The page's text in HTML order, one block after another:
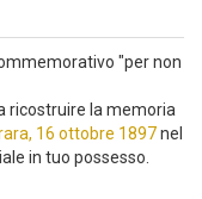
"per non
ricostruire la memoria
16 ottobre 1897nel
in tuo possesso.